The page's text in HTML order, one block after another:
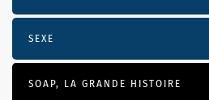
SEXE
SOAP, LA GRANDE HISTOIRE